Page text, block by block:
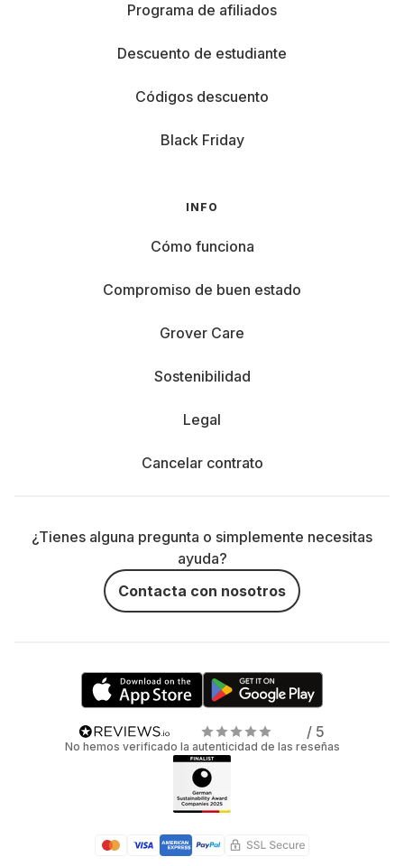
Programa de afiliados
Descuento de estudiante
Códigos descuento
Black Friday
INFO
Cómo funciona
Compromiso de buen estado
Grover Care
Sostenibilidad
Legal
Cancelar contrato
¿Tienes alguna pregunta o simplemente necesitas
ayuda?
Contacta con nosotros
/ 5
No hemos verificado la autenticidad de las reseñas